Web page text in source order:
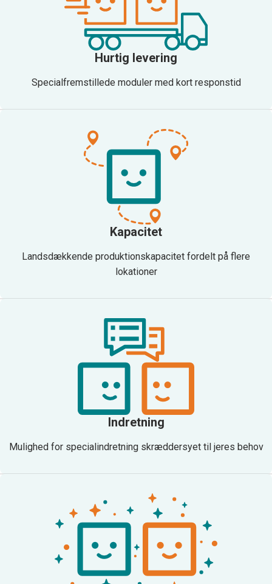
Hurtig levering
Specialfremstillede moduler med kort responstid
Kapacitet
Landsdækkende produktionskapacitet fordelt på flere
lokationer
Indretning
Mulighed for specialindretning skræddersyet til jeres behov